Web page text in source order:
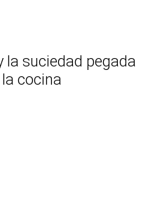
la suciedad pegada
cocina